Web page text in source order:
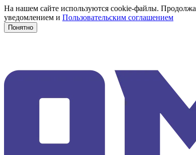
На нашем сайте используются cookie-файлы.
уведомлением и Пользовательским соглашением
Понятно